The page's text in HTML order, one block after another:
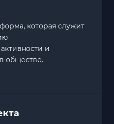
которая служит
и
обществе.